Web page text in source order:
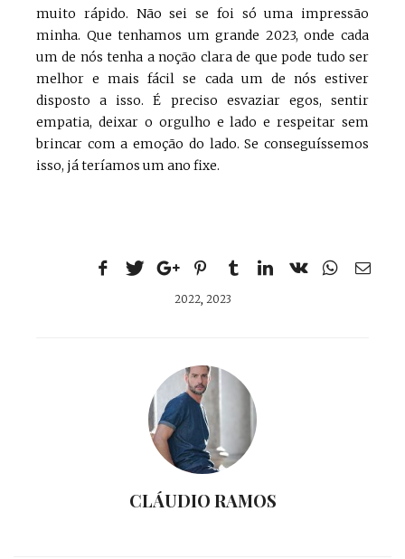
muito rápido. Não sei se foi só uma impressão
minha. Que tenhamos um grande 2023, onde cada
um de nós tenha a noção clara de que pode tudo ser
melhor e mais fácil se cada um de nós estiver
disposto a isso. É preciso esvaziar egos, sentir
empatia, deixar o orgulho e lado e respeitar sem
brincar com a emoção do lado. Se conseguíssemos
isso, já teríamos um ano fixe.
2022, 2023
CLÁUDIO RAMOS